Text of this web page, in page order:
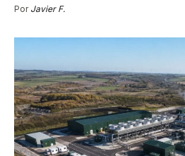
Por Javier F.